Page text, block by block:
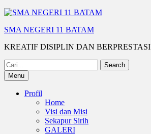
SMA NEGERI 11 BATAM
KREATIF DISIPLIN DAN BERPRESTASI
Search
for:Menu
Profil
Home
Visi dan Misi
Sekapur Sirih
GALERI